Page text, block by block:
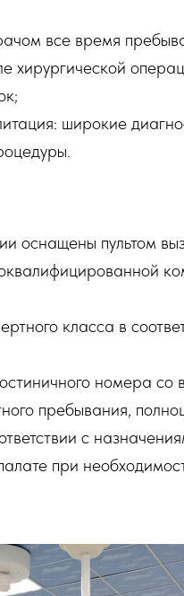
все время
хирургической
широкие
оснащены пультом
класса в
номера со
пребывания,
с
при